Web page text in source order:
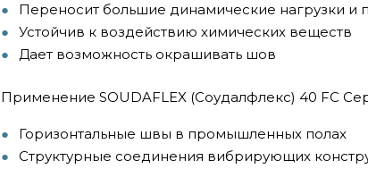
Переносит большие динамические нагрузки и
Устойчив к воздействию химических веществ
Дает возможность окрашивать шов
Применение SOUDAFLEX (Соудалфлекс) 40 FC
Горизонтальные швы в промышленных полах
Структурные соединения вибрирующих